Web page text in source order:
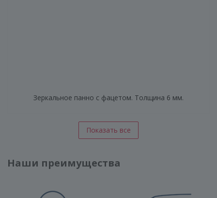
Зеркальное панно с фацетом. Толщина 6 мм.
Показать все
Наши преимущества